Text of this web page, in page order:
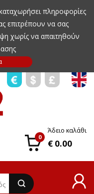
πληροφορίες
επιτρέπουν να σας
χωρίς να απαιτηθούν
0
Άδειο καλάθι
€ 0.00